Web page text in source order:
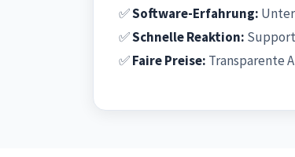
✅Software-Erfahrung:
✅Schnelle Reaktion:
✅Faire Preise: Transparente